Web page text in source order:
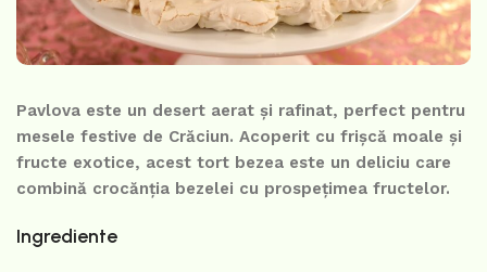
Pavlova este un desert aerat și rafinat, perfect pentru
mesele festive de Crăciun. Acoperit cu frișcă moale și
fructe exotice, acest tort bezea este un deliciu care
combină crocănția bezelei cu prospețimea fructelor.
Ingrediente